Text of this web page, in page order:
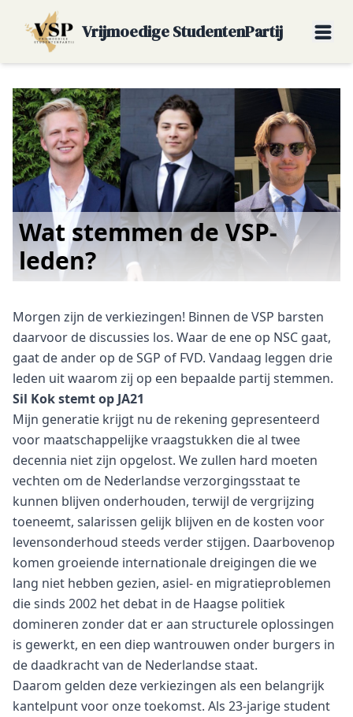
Vrijmoedige StudentenPartij
Wat stemmen de VSP-
leden?
Morgen zijn de verkiezingen! Binnen de VSP barsten
daarvoor de discussies los. Waar de ene op NSC gaat,
gaat de ander op de SGP of FVD. Vandaag leggen drie
leden uit waarom zij op een bepaalde partij stemmen.
Sil Kok stemt op JA21
Mijn generatie krijgt nu de rekening gepresenteerd
voor maatschappelijke vraagstukken die al twee
decennia niet zijn opgelost. We zullen hard moeten
vechten om de Nederlandse verzorgingsstaat te
kunnen blijven onderhouden, terwijl de vergrijzing
toeneemt, salarissen gelijk blijven en de kosten voor
levensonderhoud steeds verder stijgen. Daarbovenop
komen groeiende internationale dreigingen die we
lang niet hebben gezien, asiel- en migratieproblemen
die sinds 2002 het debat in de Haagse politiek
domineren zonder dat er aan structurele oplossingen
is gewerkt, en een diep wantrouwen onder burgers in
de daadkracht van de Nederlandse staat.
Daarom gelden deze verkiezingen als een belangrijk
kantelpunt voor onze toekomst. Als 23-jarige student